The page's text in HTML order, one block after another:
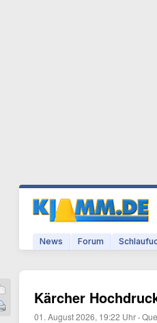
News Forum
Kärcher
01. August 2026, 19:22 Uhr ·